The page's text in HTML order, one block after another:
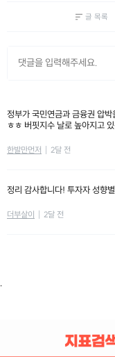
글 목록
정부가 국민연금과 금융권 압
ㅎㅎ 버핏지수 날로 높아지고
한발만먼저 2달 전
정리 감사합니다! 투자자 성향
더부살이 2달 전
.